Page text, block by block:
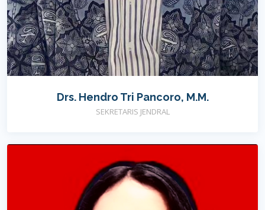
Drs. Hendro Tri Pancoro, M.M.
SEKRETARIS JENDRAL